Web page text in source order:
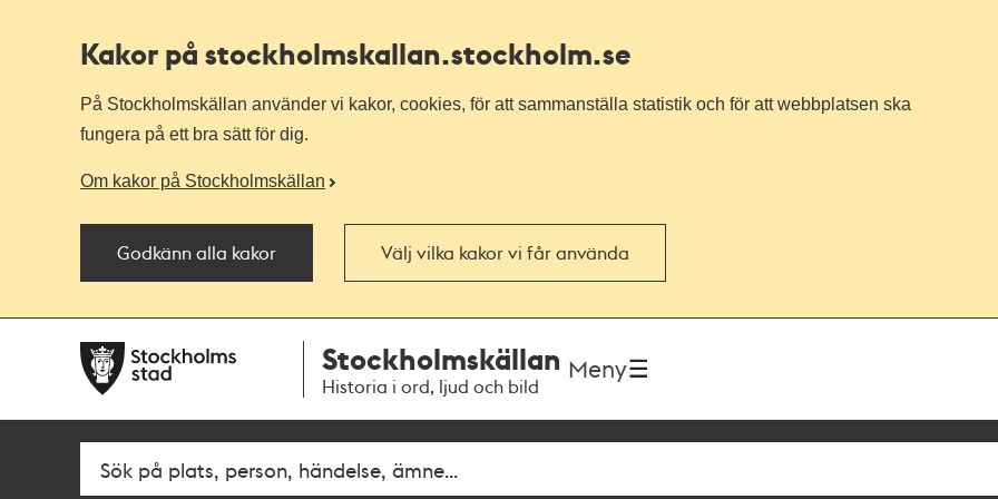
Kakor på stockholmskallan.stockholm.se
På Stockholmskällan använder vi kakor, cookies, för att sammanställa statistik och för att webbplatsen ska
fungera på ett bra sätt för dig.
Om kakor på Stockholmskällan
Godkänn alla kakor Välj vilka kakor vi får använda
navigationen
huvudinnehållet
Stockholmskällan
Historia i ord, ljud och bild
Meny
SökFritextsök